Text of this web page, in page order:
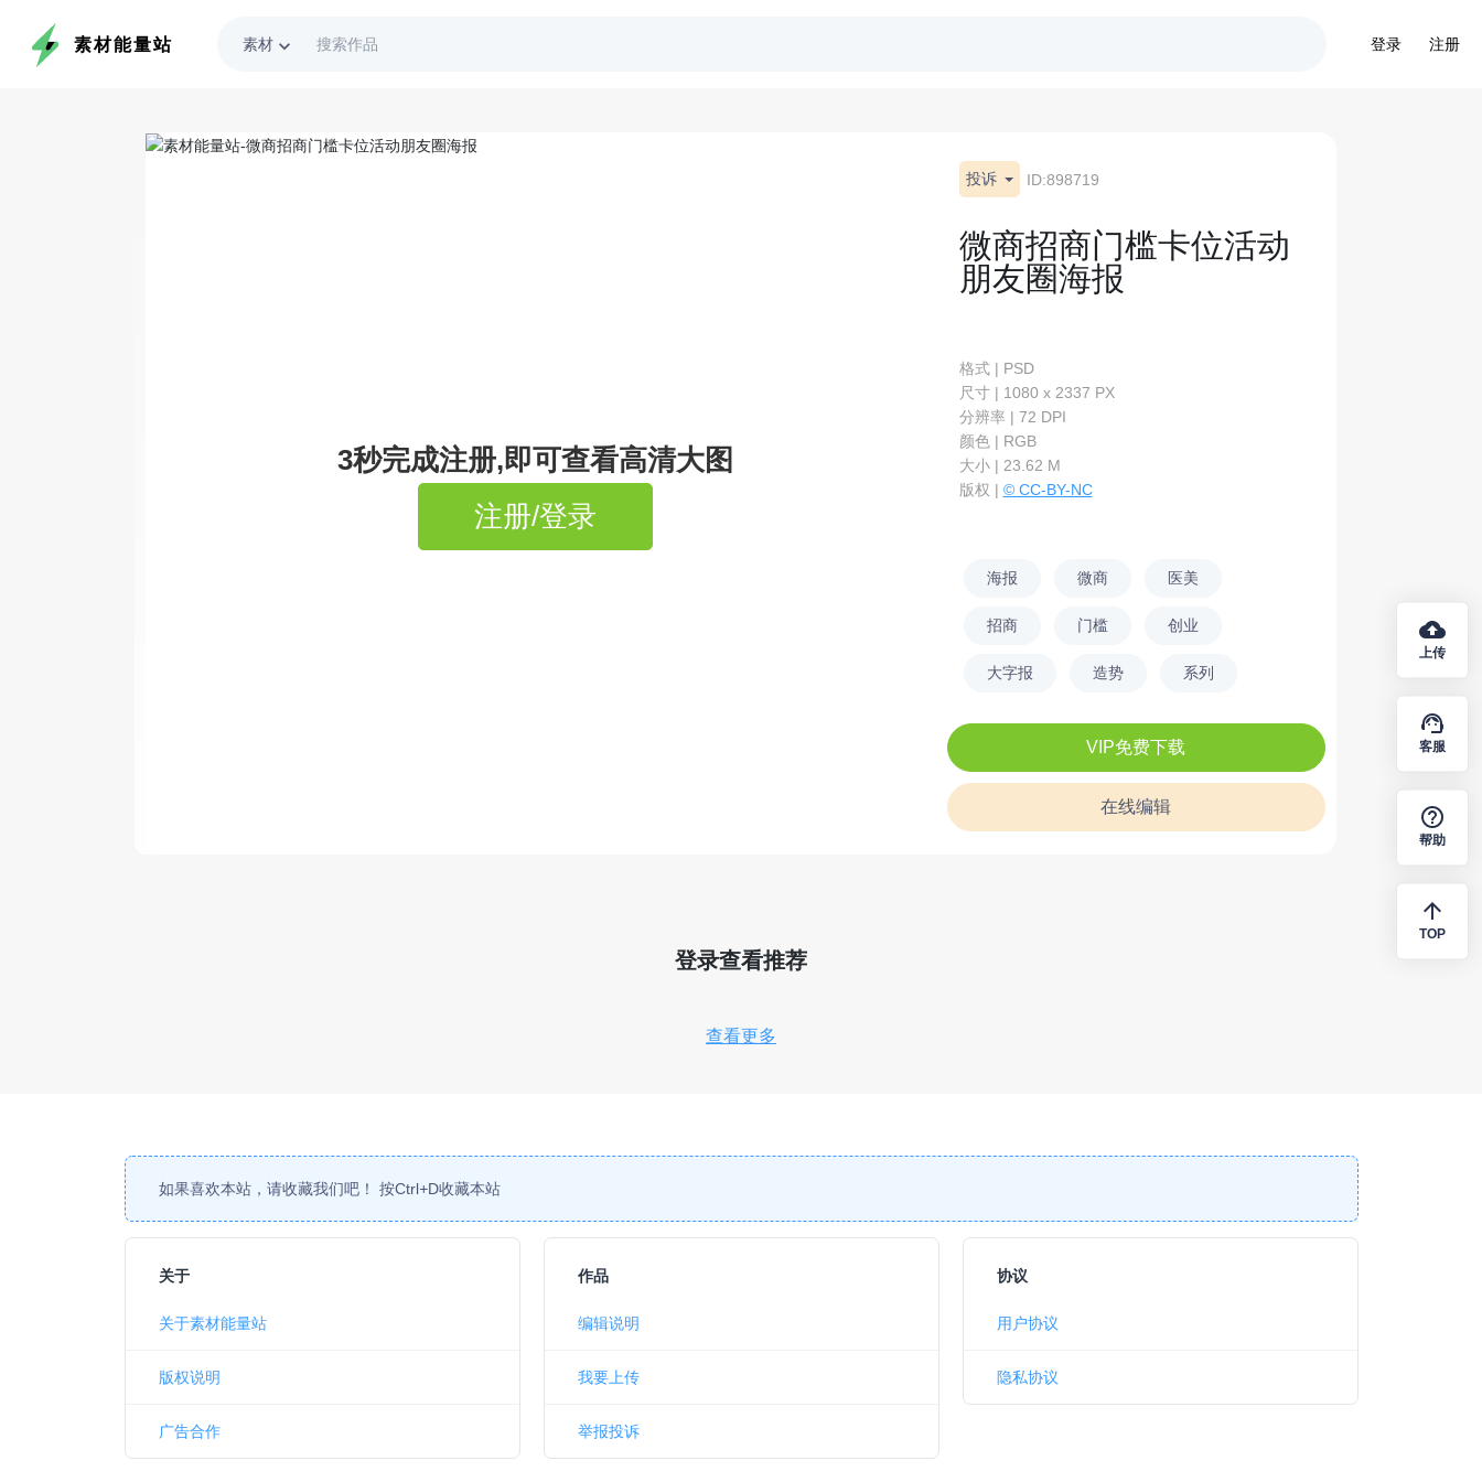
素材能量站 素材keyboard_arrow_down 登录 注册
3秒完成注册,即可查看高清大图
注册/登录
投诉 ID:898719
微商招商门槛卡位活动
朋友圈海报
格式 | PSD
尺寸 | 1080 x 2337 PX
分辨率 | 72 DPI
颜色 | RGB
大小 | 23.62 M
版权 | © CC-BY-NC
海报 微商 医美
招商 门槛 创业
大字报 造势 系列
VIP免费下载
在线编辑
登录查看推荐
查看更多
如果喜欢本站，请收藏我们吧！ 按Ctrl+D收藏本站
关于
关于素材能量站
版权说明
广告合作
作品
编辑说明
我要上传
举报投诉
协议
用户协议
隐私协议
cloud_upload
上传
support_agent
客服
help_outline
帮助
arrow_upward
TOP